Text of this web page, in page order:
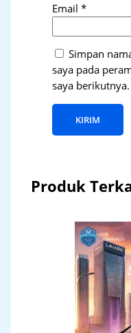
Email*
Simpan
saya pada
saya berikutnya.
Produk